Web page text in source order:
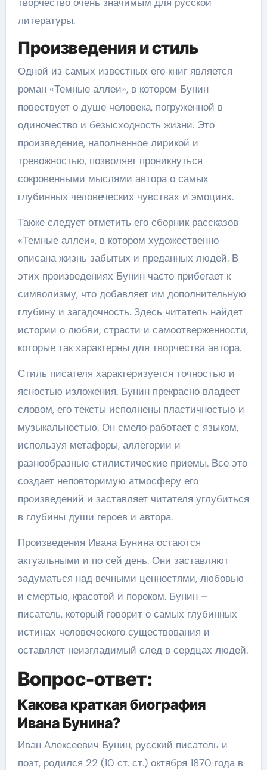
литературы.
Произведения и стиль
Одной из самых известных его книг является
роман «Темные аллеи», в котором Бунин
повествует о душе человека, погруженной в
одиночество и безысходность жизни. Это
произведение, наполненное лирикой и
тревожностью, позволяет проникнуться
сокровенными мыслями автора о самых
глубинных человеческих чувствах и эмоциях.
Также следует отметить его сборник рассказов
«Темные аллеи», в котором художественно
описана жизнь забытых и преданных людей. В
этих произведениях Бунин часто прибегает к
символизму, что добавляет им дополнительную
глубину и загадочность. Здесь читатель найдет
истории о любви, страсти и самоотверженности,
которые так характерны для творчества автора.
Стиль писателя характеризуется точностью и
ясностью изложения. Бунин прекрасно владеет
словом, его тексты исполнены пластичностью и
музыкальностью. Он смело работает с языком,
используя метафоры, аллегории и
разнообразные стилистические приемы. Все это
создает неповторимую атмосферу его
произведений и заставляет читателя углубиться
в глубины души героев и автора.
Произведения Ивана Бунина остаются
актуальными и по сей день. Они заставляют
задуматься над вечными ценностями, любовью
и смертью, красотой и пороком. Бунин –
писатель, который говорит о самых глубинных
истинах человеческого существования и
оставляет неизгладимый след в сердцах людей.
Вопрос-ответ:
Какова краткая биография
Ивана Бунина?
Иван Алексеевич Бунин, русский писатель и
поэт, родился 22 (10 ст. ст.) октября 1870 года в